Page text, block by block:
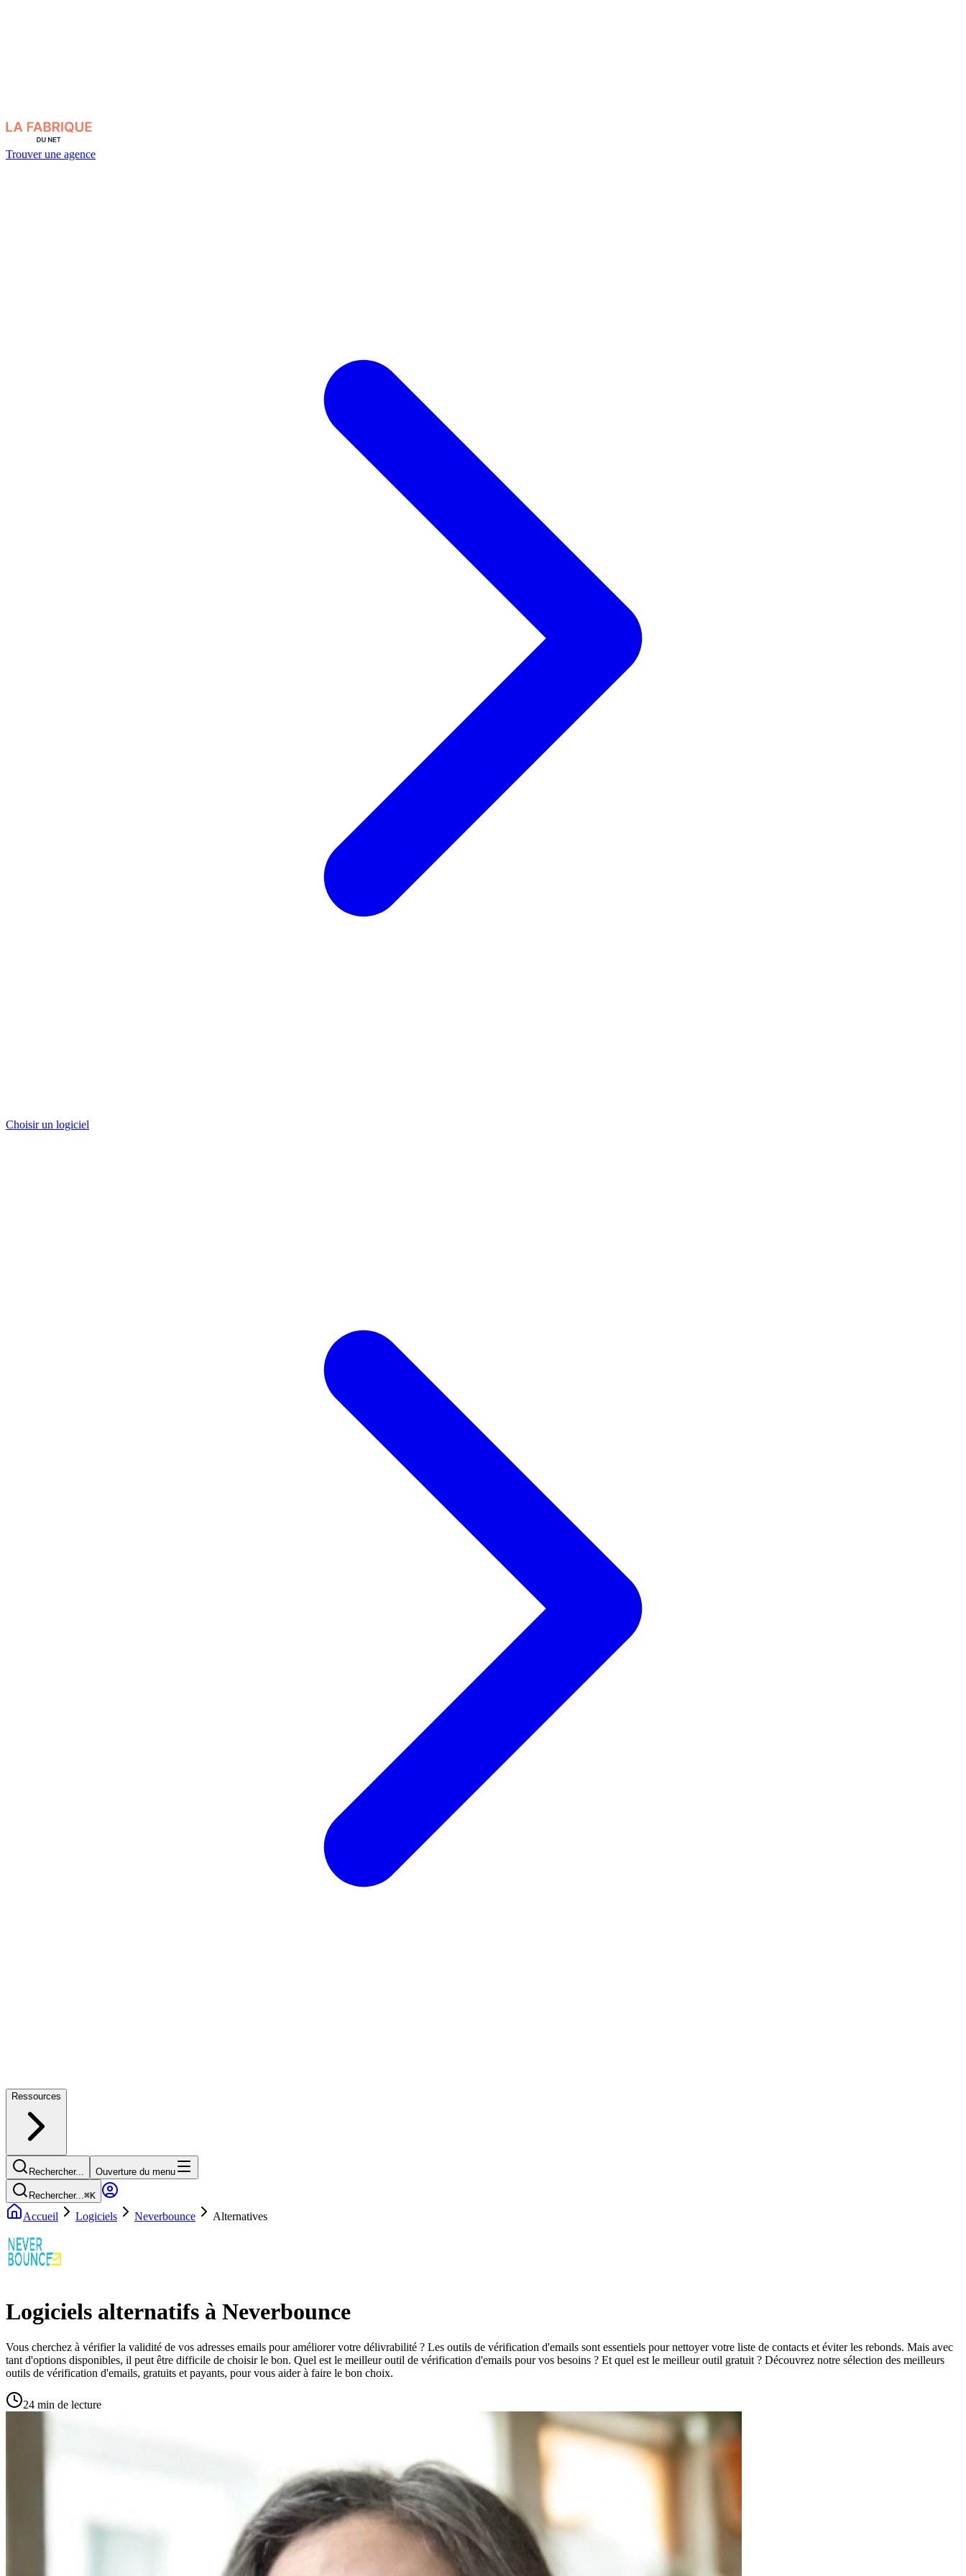
Trouver une agence
Choisir un logiciel
Ressources
Rechercher... Ouverture du menu
Rechercher...⌘K
Accueil Logiciels Neverbounce Alternatives
Logiciels alternatifs à Neverbounce
Vous cherchez à vérifier la validité de vos adresses emails pour améliorer votre délivrabilité ? Les outils de vérification d'emails sont essentiels pour nettoyer votre liste de contacts et éviter les rebonds. Mais avec
tant d'options disponibles, il peut être difficile de choisir le bon. Quel est le meilleur outil de vérification d'emails pour vos besoins ? Et quel est le meilleur outil gratuit ? Découvrez notre sélection des meilleurs
outils de vérification d'emails, gratuits et payants, pour vous aider à faire le bon choix.
24 min de lecture